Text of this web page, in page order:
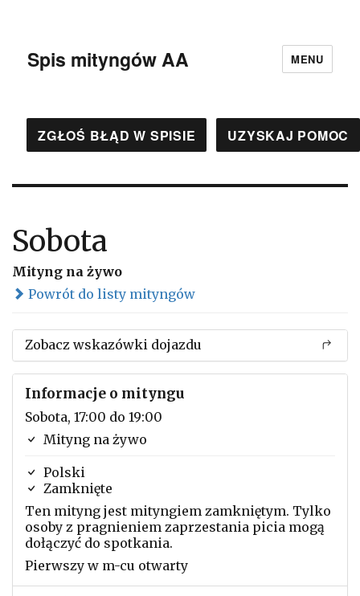
Spis mityngów AA MENU
ZGŁOŚ BŁĄD W SPISIE UZYSKAJ POMOC
Sobota
Mityng na żywo
Powrót do listy mityngów
Zobacz wskazówki dojazdu
Informacje o mityngu
Sobota, 17:00 do 19:00
Mityng na żywo
Polski
Zamknięte
Ten mityng jest mityngiem zamkniętym. Tylko
osoby z pragnieniem zaprzestania picia mogą
dołączyć do spotkania.
Pierwszy w m-cu otwarty